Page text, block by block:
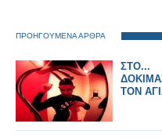
ΠΡΟΗΓΟΥΜΕΝΑ ΑΡΘΡΑ
ΣΤΟ...
ΤΟΝ